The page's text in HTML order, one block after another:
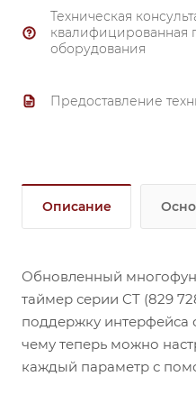
Функция
(для моделей
интервалов времени
Функция блокировки
Техническая
квалифицированная
оборудования
Предоставление
Описание
Обновленный
таймер серии CT (829
поддержку интерфейса
чему теперь можно
каждый параметр с